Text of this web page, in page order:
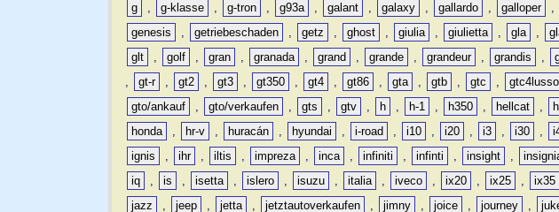
g
, g-klasse , g-tron , g93a , galant , galaxy , gallardo , galloper ,
genesis
, getriebeschaden , getz , ghost , giulia , giulietta , gla ,
glt
, golf , gran , granada , grand , grande , grandeur , grandis ,
,
gt-r , gt2 , gt3 , gt350 , gt4 , gt86 , gta , gtb , gtc , gtc4lusso
gto/ankauf
, gto/verkaufen , gts , gtv , h , h-1 , h350 , hellcat ,
honda
, hr-v , huracán , hyundai , i-road , i10 , i20 , i3 , i30 ,
ignis
, ihr , iltis , impreza , inca , infiniti , infinti , insight ,
iq
, is , isetta , islero , isuzu , italia , iveco , ix20 , ix25 , ix35
jazz
, jeep , jetta , jetztautoverkaufen , jimny , joice , journey ,